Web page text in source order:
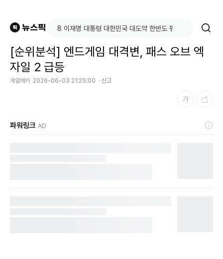
[순위분석] 엔드게임 대격변, 패스 오브 엑
자일 2 급등
게임메카 2026-06-03 21:25:00 신고
파워링크 AD